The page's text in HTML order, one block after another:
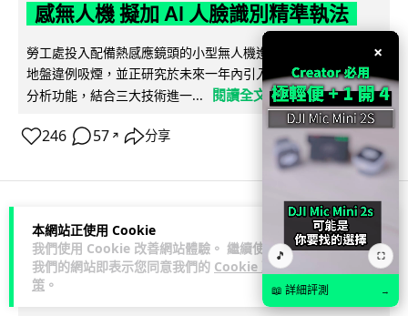
本網站正使用 Cookie
我們使用 Cookie 改善網站體驗。 繼續使用
我們的網站即表示您同意我們的 Cookie 政
策 。
感無人機 擬加 AI 人臉識別精準執法
勞工處投入配備熱感應鏡頭的小型無人機進行高空巡邏以打擊
地盤違例吸煙，並正研究於未來一年內引入 AI 人臉識別與行為
分析功能，結合三大技術進一...
閱讀全文
246 57 ↗ 分享
人工智能
Lawton
×
🎵 ⛶
📖 詳細評測 →